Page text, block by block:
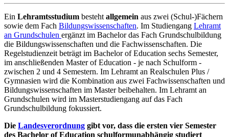
Ein Lehramtsstudium besteht allgemein aus zwei (Schul-)Fächern
sowie dem Fach Bildungswissenschaften. Im Studiengang Lehramt
an Grundschulen ergänzt im Bachelor das Fach Grundschulbildung
die Bildungswissenschaften und die Fachwissenschaften. Die
Regelstudienzeit beträgt im Bachelor of Education sechs Semester,
im anschließenden Master of Education - je nach Schulform -
zwischen 2 und 4 Semestern. Im Lehramt an Realschulen Plus /
Gymnasien wird die Kombination aus zwei Fachwissenschaften und
Bildungswissenschaften im Master beibehalten. Im Lehramt an
Grundschulen wird im Masterstudiengang auf das Fach
Grundschulbildung fokussiert.
Die Landesverordnung gibt vor, dass die ersten vier Semester
des Bachelor of Education schulformunabhängig studiert